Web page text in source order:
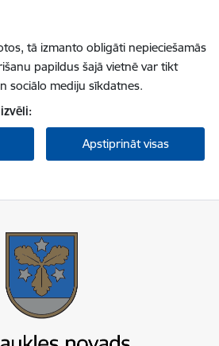
tā izmanto obligāti nepieciešamās
papildus šajā vietnē var tikt
sociālo mediju sīkdatnes.
Apstiprināt visas